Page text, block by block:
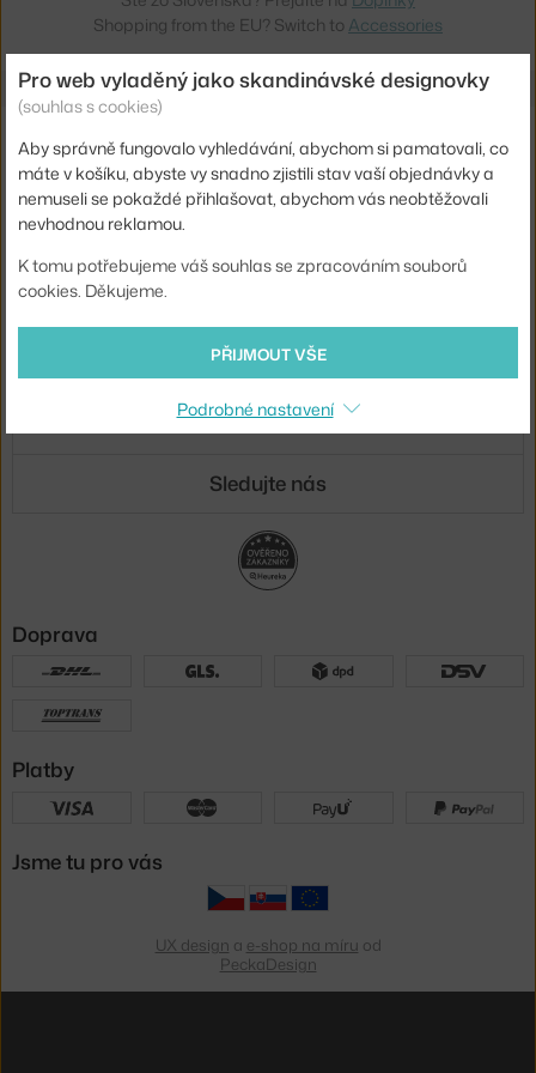
Shopping from the EU? Switch to Accessories
Pro web vyladěný jako skandinávské designovky
(souhlas s cookies)
Aby správně fungovalo vyhledávání, abychom si pamatovali, co
máte v košíku, abyste vy snadno zjistili stav vaší objednávky a
nemuseli se pokaždé přihlašovat, abychom vás neobtěžovali
nevhodnou reklamou.
K tomu potřebujeme váš souhlas se zpracováním souborů
cookies. Děkujeme.
PŘIJMOUT VŠE
Podrobné nastavení
Novinky e-mailem
ODESLAT
Přihlášením souhlasíte se
Nákup
Sortiment
Sledujte nás
Doprava
Platby
Jsme tu pro vás
UX design a e-shop na míru od
PeckaDesign